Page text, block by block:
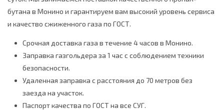
бутана в Монино и гарантируем вам высокий уровень сервиса
и качество сжиженного газа по ГОСТ.
Срочная доставка газа в течение 4 часов в Монино.
Заправка газгольдера за 1 час с соблюдением техники
безопасности.
Удаленная заправка с расстояния до 70 метров без
заезда на участок.
Паспорт качества по ГОСТ на все СУГ.